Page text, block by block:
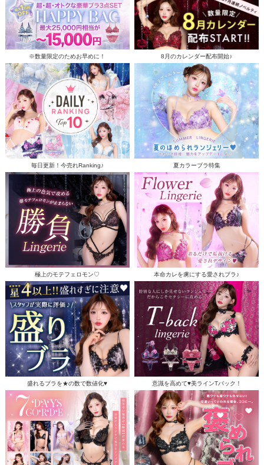
※数量限定のためお早めに！ 8月のカレンダー配布開始♪
毎日更新！今売れRanking♪ 夏カラーブラ特集
極上のモテフェロモン♡ 本命カレを虜にする愛されブラ♪
盛れるブラを★の数で数値化♥ 意識を高めて♥美ラインTバック！